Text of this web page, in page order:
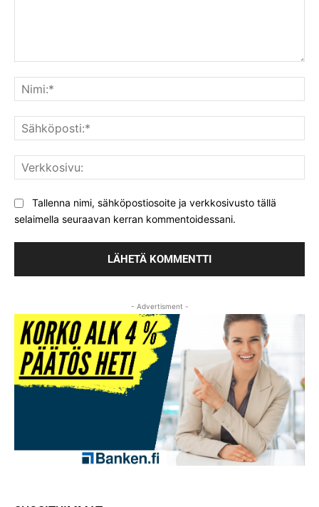
Tallenna nimi, sähköpostiosoite ja verkkosivusto tällä
selaimella seuraavan kerran kommentoidessani.
- Advertisment -